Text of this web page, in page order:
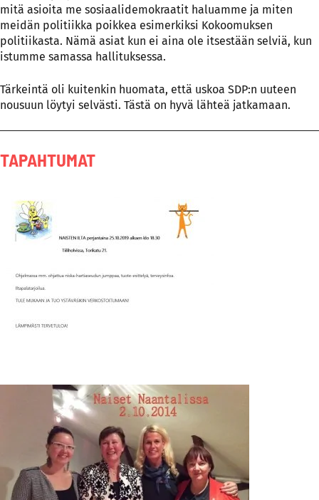
mitä asioita me sosiaalidemokraatit haluamme ja miten
meidän politiikka poikkea esimerkiksi Kokoomuksen
politiikasta. Nämä asiat kun ei aina ole itsestään selviä, kun
istumme samassa hallituksessa.
Tärkeintä oli kuitenkin huomata, että uskoa SDP:n uuteen
nousuun löytyi selvästi. Tästä on hyvä lähteä jatkamaan.
TAPAHTUMAT